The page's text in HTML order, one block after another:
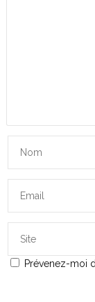
Prévenez-moi